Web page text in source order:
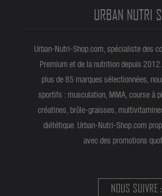
URBAN NUTRI
Urban-Nutri-Shop.com, spécialiste des
Premium et de la nutrition depuis
plus de 85 marques sélectionnées,
sportifs : musculation, MMA, course à
créatines, brûle-graisses,
diététique. Urban-Nutri-Shop.com
avec des promotions
NOUS SUIVRE :